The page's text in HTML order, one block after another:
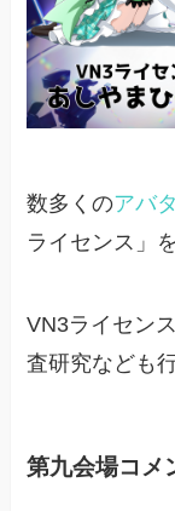
数多くのアバ
ライセンス」
VN3ライセン
査研究なども
第九会場コ